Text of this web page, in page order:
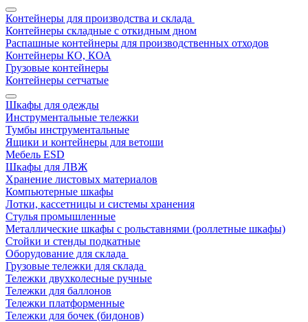
Контейнеры для производства и склада
Контейнеры складные с откидным дном
Распашные контейнеры для производственных отходов
Контейнеры КО, КОА
Грузовые контейнеры
Контейнеры сетчатые
Шкафы для одежды
Инструментальные тележки
Тумбы инструментальные
Ящики и контейнеры для ветоши
Мебель ESD
Шкафы для ЛВЖ
Хранение листовых материалов
Компьютерные шкафы
Лотки, кассетницы и системы хранения
Стулья промышленные
Металлические шкафы с рольставнями (роллетные шкафы)
Стойки и стенды подкатные
Оборудование для склада
Грузовые тележки для склада
Тележки двухколесные ручные
Тележки для баллонов
Тележки платформенные
Тележки для бочек (бидонов)